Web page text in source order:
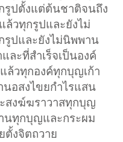
รูปตั้งแต่ต้นชาติจนถึง
วทุกรูปและยังไม่
ปและยังไม่นิพพาน
ละที่สำเร็จเป็นองค์
ล้วทุกองค์ทุกบุญเก้า
อสงไขยกำไรแสน
สงฆ์ฆราวาสทุกบุญ
นทุกบุญและกระผม
งจิตถวาย